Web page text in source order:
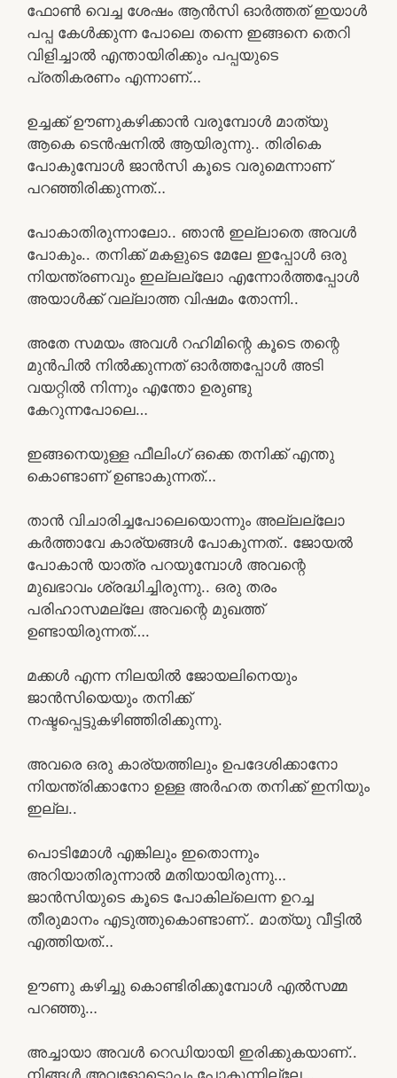
ഫോൺ വെച്ച ശേഷം ആൻസി ഓർത്തത്‌ ഇയാൾ
പപ്പ കേൾക്കുന്ന പോലെ തന്നെ ഇങ്ങനെ തെറി
വിളിച്ചാൽ എന്തായിരിക്കും പപ്പയുടെ
പ്രതികരണം എന്നാണ്…
ഉച്ചക്ക് ഊണുകഴിക്കാൻ വരുമ്പോൾ മാത്യു
ആകെ ടെൻഷനിൽ ആയിരുന്നു.. തിരികെ
പോകുമ്പോൾ ജാൻസി കൂടെ വരുമെന്നാണ്
പറഞ്ഞിരിക്കുന്നത്…
പോകാതിരുന്നാലോ.. ഞാൻ ഇല്ലാതെ അവൾ
പോകും.. തനിക്ക് മകളുടെ മേലേ ഇപ്പോൾ ഒരു
നിയന്ത്രണവും ഇല്ലല്ലോ എന്നോർത്തപ്പോൾ
അയാൾക്ക് വല്ലാത്ത വിഷമം തോന്നി..
അതേ സമയം അവൾ റഹിമിന്റെ കൂടെ തന്റെ
മുൻപിൽ നിൽക്കുന്നത് ഓർത്തപ്പോൾ അടി
വയറ്റിൽ നിന്നും എന്തോ ഉരുണ്ടു
കേറുന്നപോലെ…
ഇങ്ങനെയുള്ള ഫീലിംഗ് ഒക്കെ തനിക്ക് എന്തു
കൊണ്ടാണ് ഉണ്ടാകുന്നത്…
താൻ വിചാരിച്ചപോലെയൊന്നും അല്ലല്ലോ
കർത്താവേ കാര്യങ്ങൾ പോകുന്നത്.. ജോയൽ
പോകാൻ യാത്ര പറയുമ്പോൾ അവന്റെ
മുഖഭാവം ശ്രദ്ധിച്ചിരുന്നു.. ഒരു തരം
പരിഹാസമല്ലേ അവന്റെ മുഖത്ത്
ഉണ്ടായിരുന്നത്….
മക്കൾ എന്ന നിലയിൽ ജോയലിനെയും
ജാൻസിയെയും തനിക്ക്
നഷ്ടപ്പെട്ടുകഴിഞ്ഞിരിക്കുന്നു.
അവരെ ഒരു കാര്യത്തിലും ഉപദേശിക്കാനോ
നിയന്ത്രിക്കാനോ ഉള്ള അർഹത തനിക്ക് ഇനിയും
ഇല്ല..
പൊടിമോൾ എങ്കിലും ഇതൊന്നും
അറിയാതിരുന്നാൽ മതിയായിരുന്നു…
ജാൻസിയുടെ കൂടെ പോകില്ലെന്ന ഉറച്ച
തീരുമാനം എടുത്തുകൊണ്ടാണ്.. മാത്യു വീട്ടിൽ
എത്തിയത്…
ഊണു കഴിച്ചു കൊണ്ടിരിക്കുമ്പോൾ എൽസമ്മ
പറഞ്ഞു…
അച്ചായാ അവൾ റെഡിയായി ഇരിക്കുകയാണ്..
നിങ്ങൾ അവളോടൊപ്പം പോകുന്നില്ലേ…